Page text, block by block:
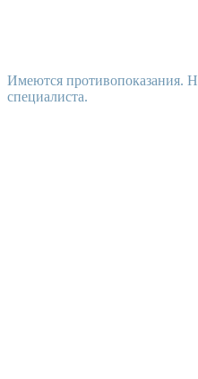
Имеются противопоказания.
специалиста.